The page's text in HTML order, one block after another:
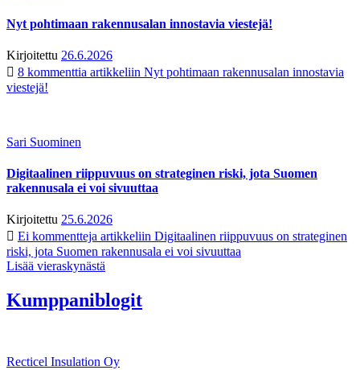
Nyt pohtimaan rakennusalan innostavia viestejä!
Kirjoitettu 26.6.2026
8 kommenttia artikkeliin Nyt pohtimaan rakennusalan innostavia
viestejä!
Sari Suominen
Digitaalinen riippuvuus on strateginen riski, jota Suomen
rakennusala ei voi sivuuttaa
Kirjoitettu 25.6.2026
Ei kommentteja artikkeliin Digitaalinen riippuvuus on strateginen
riski, jota Suomen rakennusala ei voi sivuuttaa
Lisää vieraskynästä
Kumppaniblogit
Recticel Insulation Oy